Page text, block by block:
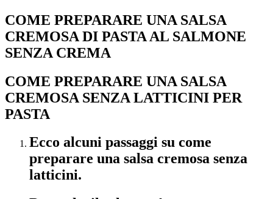
COME PREPARARE UNA SALSA
CREMOSA DI PASTA AL SALMONE
SENZA CREMA
COME PREPARARE UNA SALSA
CREMOSA SENZA LATTICINI PER
PASTA
Ecco alcuni passaggi su come
preparare una salsa cremosa senza
latticini.